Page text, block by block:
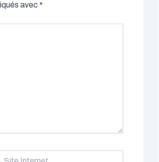
avec *